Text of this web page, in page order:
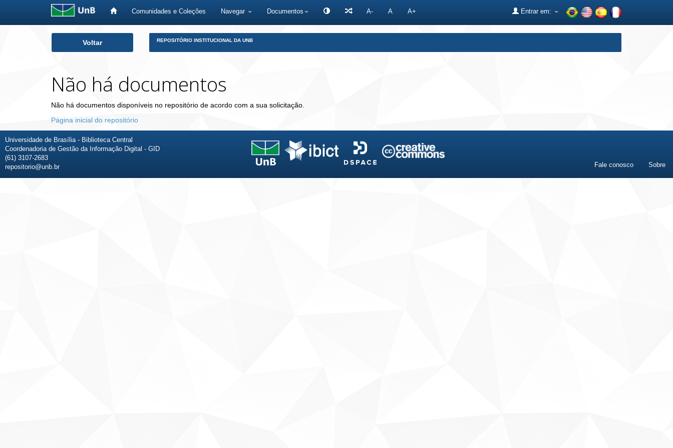
Comunidades e Coleções Navegar Documentos A- A A+ Entrar em:
Voltar REPOSITÓRIO INSTITUCIONAL DA UNB
Não há documentos
Não há documentos disponíveis no repositório de acordo com a sua solicitação.
Página inicial do repositório
Universidade de Brasília - Biblioteca Central
Coordenadoria de Gestão da Informação Digital - GID
(61) 3107-2683
repositorio@unb.br
Fale conosco Sobre